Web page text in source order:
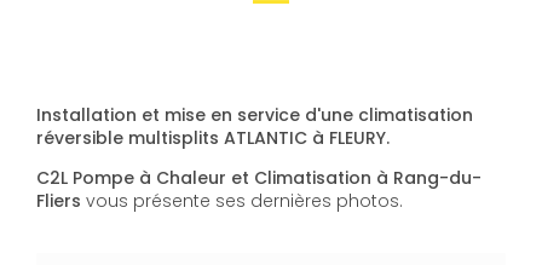
Installation et mise en service d'une climatisation
réversible multisplits ATLANTIC à FLEURY.
C2L Pompe à Chaleur et Climatisation à Rang-du-
Fliers vous présente ses dernières photos.